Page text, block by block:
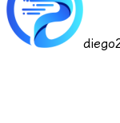
diego